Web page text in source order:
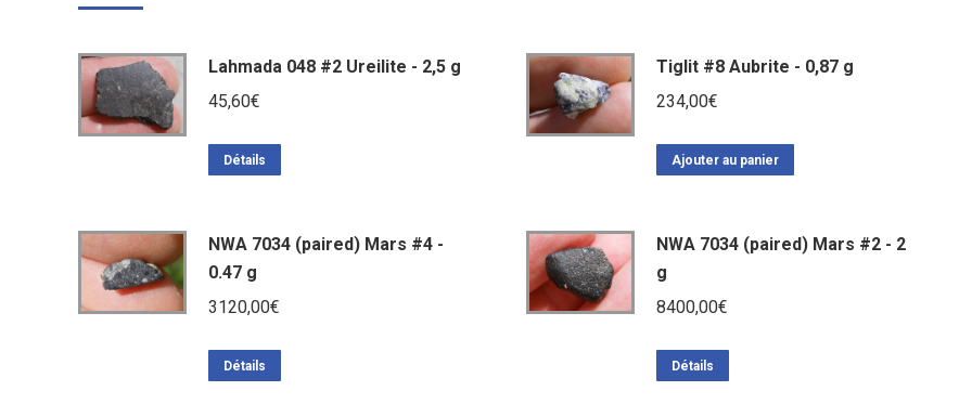
Lahmada 048 #2 Ureilite - 2,5 g
45,60€
Détails
Tiglit #8 Aubrite - 0,87 g
234,00€
Ajouter au panier
NWA 7034 (paired) Mars #4 -
0.47 g
3120,00€
Détails
NWA 7034 (paired) Mars #2 - 2
g
8400,00€
Détails